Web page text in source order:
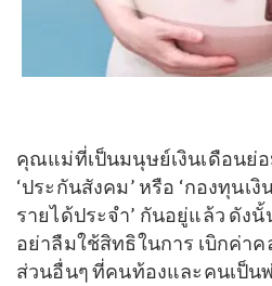
คุณแม่ที่เป็นมนุษย์เงินเดือนย่อ
‘ประกันสังคม’ หรือ ‘กองทุนเงิ
รายได้ประจำ’ กันอยู่แล้ว ดัง
อย่าลืมใช้สิทธิในการ เบิกค่าค
ส่วนอื่นๆ ที่คนท้องและคนเป็น